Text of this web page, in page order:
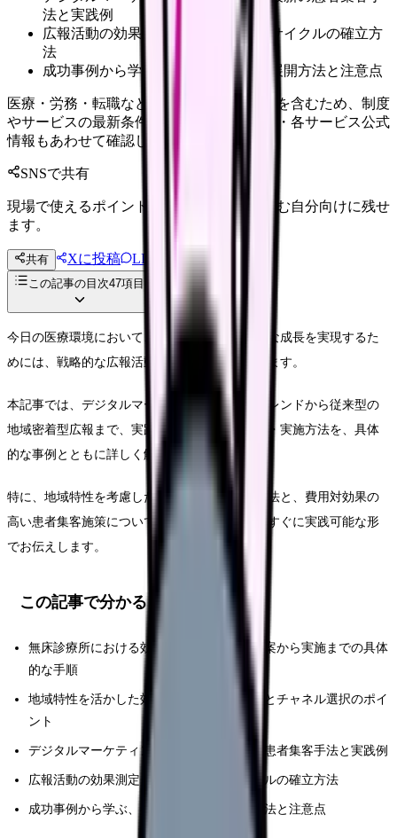
法と実践例
広報活動の効果測定と継続的な改善サイクルの確立方
法
成功事例から学ぶ、具体的な施策の展開方法と注意点
医療・労務・転職など判断に影響する内容を含むため、制度
やサービスの最新条件は公的機関・勤務先・各サービス公式
情報もあわせて確認してください。
SNSで共有
現場で使えるポイントを、同僚やあとで読む自分向けに残せ
ます。
共有 Xに投稿 LINE
投稿文コピー
この記事の目次47項目
今日の医療環境において、無床診療所が持続的な成長を実現するた
めには、戦略的な広報活動が不可欠となっています。
本記事では、デジタルマーケティングの最新トレンドから従来型の
地域密着型広報まで、実践的な広報戦略の立案・実施方法を、具体
的な事例とともに詳しく解説します。
特に、地域特性を考慮した効果的な情報発信方法と、費用対効果の
高い患者集客施策について重点的に取り上げ、すぐに実践可能な形
でお伝えします。
この記事で分かること
無床診療所における効果的な広報戦略の立案から実施までの具体
的な手順
地域特性を活かした効果的な情報発信方法とチャネル選択のポイ
ント
デジタルマーケティングを活用した最新の患者集客手法と実践例
広報活動の効果測定と継続的な改善サイクルの確立方法
成功事例から学ぶ、具体的な施策の展開方法と注意点